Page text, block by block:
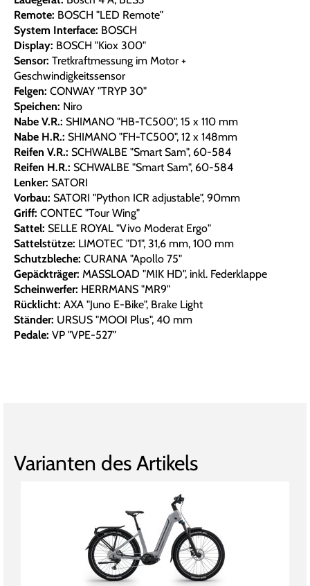
Remote: BOSCH "LED Remote"
System Interface: BOSCH
Display: BOSCH "Kiox 300"
Sensor: Tretkraftmessung im Motor +
Geschwindigkeitssensor
Felgen: CONWAY "TRYP 30"
Speichen: Niro
Nabe V.R.: SHIMANO "HB-TC500", 15 x 110 mm
Nabe H.R.: SHIMANO "FH-TC500", 12 x 148mm
Reifen V.R.: SCHWALBE "Smart Sam", 60-584
Reifen H.R.: SCHWALBE "Smart Sam", 60-584
Lenker: SATORI
Vorbau: SATORI "Python ICR adjustable", 90mm
Griff: CONTEC "Tour Wing"
Sattel: SELLE ROYAL "Vivo Moderat Ergo"
Sattelstütze: LIMOTEC "D1", 31,6 mm, 100 mm
Schutzbleche: CURANA "Apollo 75"
Gepäckträger: MASSLOAD "MIK HD", inkl. Federklappe
Scheinwerfer: HERRMANS "MR9"
Rücklicht: AXA "Juno E-Bike", Brake Light
Ständer: URSUS "MOOI Plus", 40 mm
Pedale: VP "VPE-527"
Varianten des Artikels